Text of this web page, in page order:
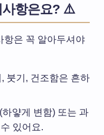
사항은요? ⚠️
항은 꼭 알아두셔야
붓기, 건조함은 흔하
얗게 변함) 또는 과
있어요.